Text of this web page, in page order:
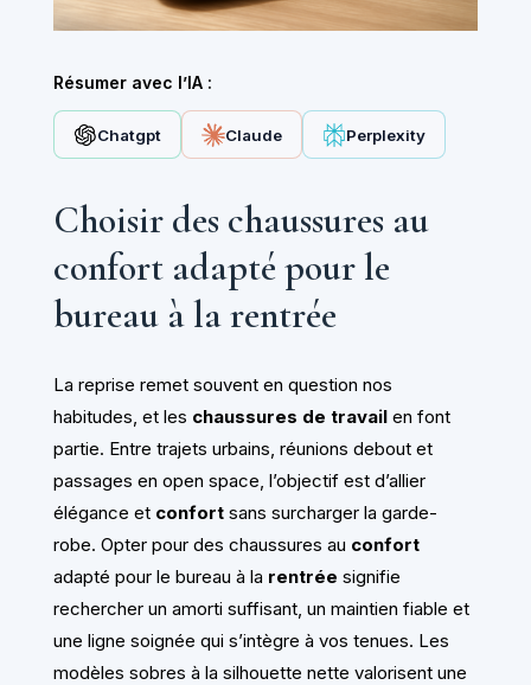
Résumer avec l’IA :
Chatgpt Claude Perplexity
Choisir des chaussures au
confort adapté pour le
bureau à la rentrée
La reprise remet souvent en question nos
habitudes, et les chaussures de travailen font
partie. Entre trajets urbains, réunions debout et
passages en open space, l’objectif est d’allier
élégance et confortsans surcharger la garde-
robe. Opter pour des chaussures au confort
adapté pour le bureau à la rentrée signifie
rechercher un amorti suffisant, un maintien fiable et
une ligne soignée qui s’intègre à vos tenues. Les
modèles sobres à la silhouette nette valorisent une